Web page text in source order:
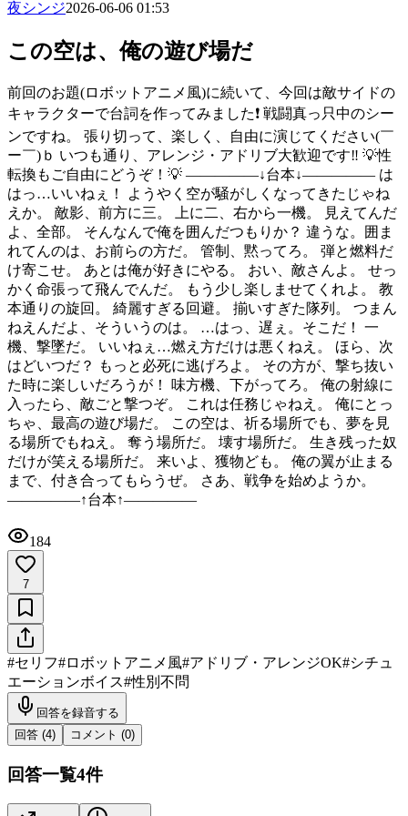
夜シンジ2026-06-06 01:53
この空は、俺の遊び場だ
前回のお題(ロボットアニメ風)に続いて、今回は敵サイドの
キャラクターで台詞を作ってみました❗ 戦闘真っ只中のシー
ンですね。 張り切って、楽しく、自由に演じてください(￣
ー￣)ｂ いつも通り、アレンジ・アドリブ大歓迎です‼️ 💡性
転換もご自由にどうぞ！💡 ―――――↓台本↓――――― は
はっ…いいねぇ！ ようやく空が騒がしくなってきたじゃね
えか。 敵影、前方に三。 上に二、右から一機。 見えてんだ
よ、全部。 そんなんで俺を囲んだつもりか？ 違うな。囲ま
れてんのは、お前らの方だ。 管制、黙ってろ。 弾と燃料だ
け寄こせ。 あとは俺が好きにやる。 おい、敵さんよ。 せっ
かく命張って飛んでんだ。 もう少し楽しませてくれよ。 教
本通りの旋回。 綺麗すぎる回避。 揃いすぎた隊列。 つまん
ねえんだよ、そういうのは。 …はっ、遅ぇ。そこだ！ 一
機、撃墜だ。 いいねぇ…燃え方だけは悪くねえ。 ほら、次
はどいつだ？ もっと必死に逃げろよ。 その方が、撃ち抜い
た時に楽しいだろうが！ 味方機、下がってろ。 俺の射線に
入ったら、敵ごと撃つぞ。 これは任務じゃねえ。 俺にとっ
ちゃ、最高の遊び場だ。 この空は、祈る場所でも、夢を見
る場所でもねえ。 奪う場所だ。 壊す場所だ。 生き残った奴
だけが笑える場所だ。 来いよ、獲物ども。 俺の翼が止まる
まで、付き合ってもらうぜ。 さあ、戦争を始めようか。
―――――↑台本↑―――――
184
7
#セリフ#ロボットアニメ風#アドリブ・アレンジOK#シチュ
エーションボイス#性別不問
回答を録音する
回答 (4) コメント (0)
回答一覧4件